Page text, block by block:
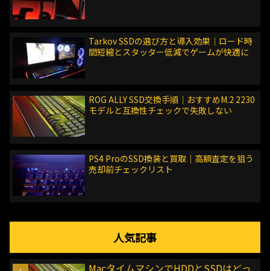
Tarkov SSDの選び方と導入効果｜ロード時
間短縮とスタッター低減でゲームが快適に
ROG ALLY SSD交換手順｜おすすめM.2 2230
モデルと互換性チェックで失敗しない
PS4 ProのSSD換装と買取｜高額査定を狙う
売却前チェックリスト
人気記事